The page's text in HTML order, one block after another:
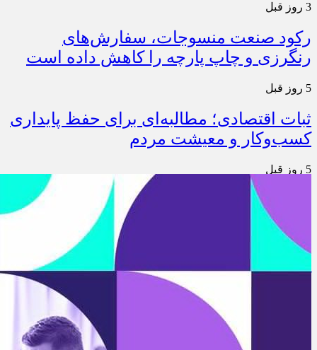
3 روز قبل
رکود صنعت منسوجات، سفارش‌های
رنگرزی و چاپ پارچه را کاهش داده است
5 روز قبل
ثبات اقتصادی؛ مطالبه‌ای برای حفظ پایداری
کسب‌وکار و معیشت مردم
5 روز قبل
ارتقای کیفیت، ساماندهی واحدهای غیرمجاز
و توسعه فروش نوین، ضرورت امروز صنف
5 روز قبل
آمادگی دولت برای واگذاری اختیارات بازار
به اصناف/ تأکید بر نقش کالابرگ در حمایت